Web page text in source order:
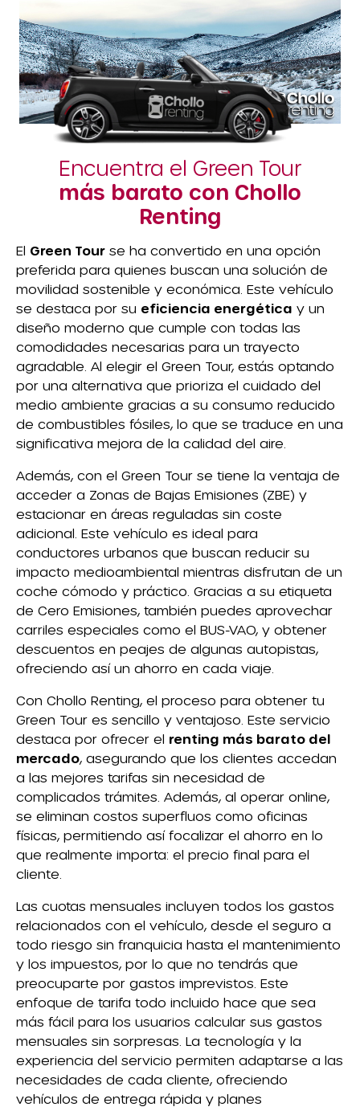
Encuentra el Green Tour
más barato con Chollo
Renting
El Green Tour se ha convertido en una opción
preferida para quienes buscan una solución de
movilidad sostenible y económica. Este vehículo
se destaca por su eficiencia energética y un
diseño moderno que cumple con todas las
comodidades necesarias para un trayecto
agradable. Al elegir el Green Tour, estás optando
por una alternativa que prioriza el cuidado del
medio ambiente gracias a su consumo reducido
de combustibles fósiles, lo que se traduce en una
significativa mejora de la calidad del aire.
Además, con el Green Tour se tiene la ventaja de
acceder a Zonas de Bajas Emisiones (ZBE) y
estacionar en áreas reguladas sin coste
adicional. Este vehículo es ideal para
conductores urbanos que buscan reducir su
impacto medioambiental mientras disfrutan de un
coche cómodo y práctico. Gracias a su etiqueta
de Cero Emisiones, también puedes aprovechar
carriles especiales como el BUS-VAO, y obtener
descuentos en peajes de algunas autopistas,
ofreciendo así un ahorro en cada viaje.
Con Chollo Renting, el proceso para obtener tu
Green Tour es sencillo y ventajoso. Este servicio
destaca por ofrecer el renting más barato del
mercado, asegurando que los clientes accedan
a las mejores tarifas sin necesidad de
complicados trámites. Además, al operar online,
se eliminan costos superfluos como oficinas
físicas, permitiendo así focalizar el ahorro en lo
que realmente importa: el precio final para el
cliente.
Las cuotas mensuales incluyen todos los gastos
relacionados con el vehículo, desde el seguro a
todo riesgo sin franquicia hasta el mantenimiento
y los impuestos, por lo que no tendrás que
preocuparte por gastos imprevistos. Este
enfoque de tarifa todo incluido hace que sea
más fácil para los usuarios calcular sus gastos
mensuales sin sorpresas. La tecnología y la
experiencia del servicio permiten adaptarse a las
necesidades de cada cliente, ofreciendo
vehículos de entrega rápida y planes